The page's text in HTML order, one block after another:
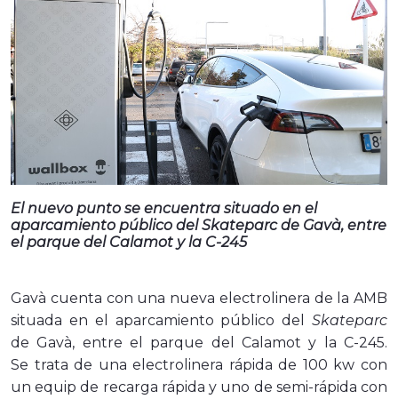
El nuevo punto se encuentra situado en el
aparcamiento público delSkateparcde Gavà, entre
el parque del Calamot y la C-245
Gavà cuenta con una nueva electrolinera de la AMB
situada en el aparcamiento público del Skateparc
de Gavà, entre el parque del Calamot y la C-245.
Se trata de una electrolinera rápida de 100 kw con
un equip de recarga rápida y uno de semi-rápida con